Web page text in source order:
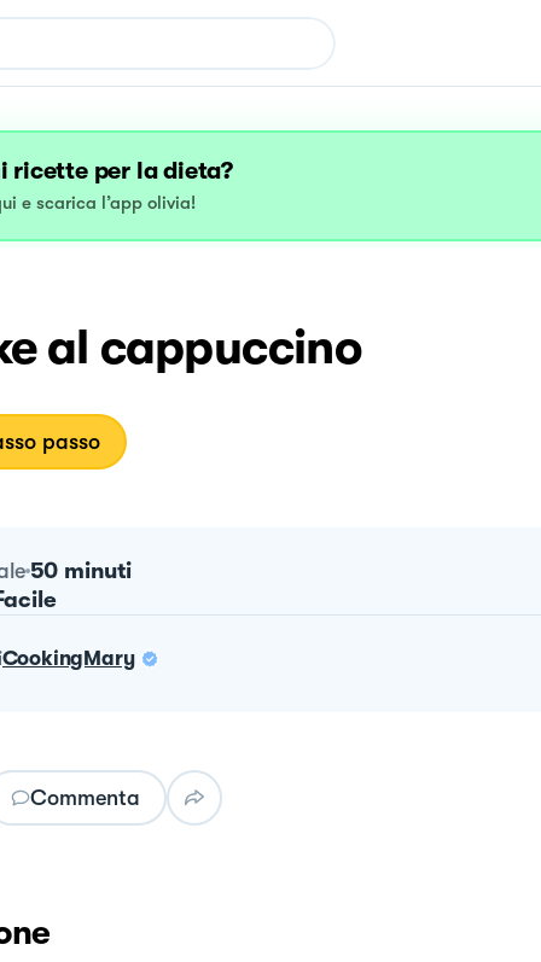
ricette per la dieta?
e scarica l’app olivia!
al cappuccino
passo
50 minuti
CookingMary
Commenta